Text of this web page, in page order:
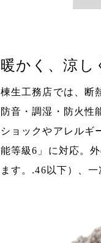
暖かく、涼し
棟生工務店では、断
防音・調湿・防火性
ショックやアレルギ
能等級6」に対応。
ます。.46以下）、